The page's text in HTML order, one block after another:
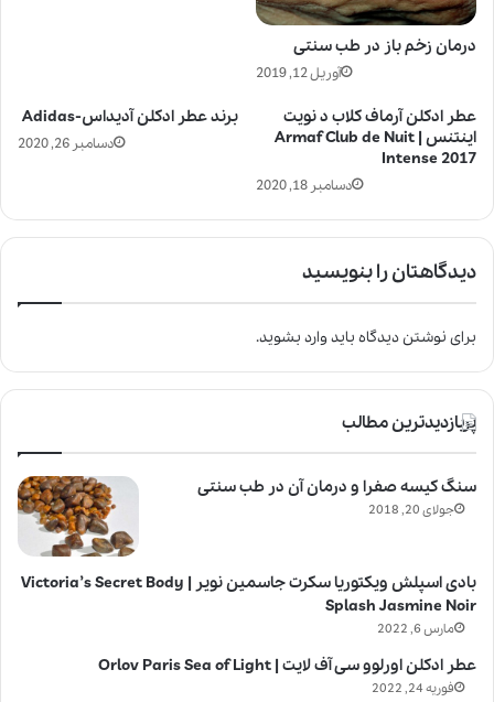
درمان زخم باز در طب سنتی
آوریل 12, 2019
برند عطر ادکلن آدیداس-Adidas
دسامبر 26, 2020
عطر ادکلن آرماف کلاب د نویت
اینتنس | Armaf Club de Nuit
Intense 2017
دسامبر 18, 2020
دیدگاهتان را بنویسید
برای نوشتن دیدگاه بایدوارد بشوید.
پربازدیدترین مطالب
سنگ کیسه صفرا و درمان آن در طب سنتی
جولای 20, 2018
بادی اسپلش ویکتوریا سکرت جاسمین نویر | Victoria’s Secret Body
Splash Jasmine Noir
مارس 6, 2022
عطر ادکلن اورلوو سی آف لایت | Orlov Paris Sea of Light
فوریه 24, 2022